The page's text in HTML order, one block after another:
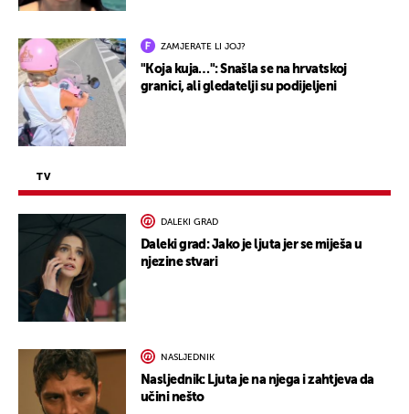
ZAMJERATE LI JOJ?
"Koja kuja…": Snašla se na hrvatskoj
granici, ali gledatelji su podijeljeni
TV
DALEKI GRAD
Daleki grad: Jako je ljuta jer se miješa u
njezine stvari
NASLJEDNIK
Nasljednik: Ljuta je na njega i zahtjeva da
učini nešto